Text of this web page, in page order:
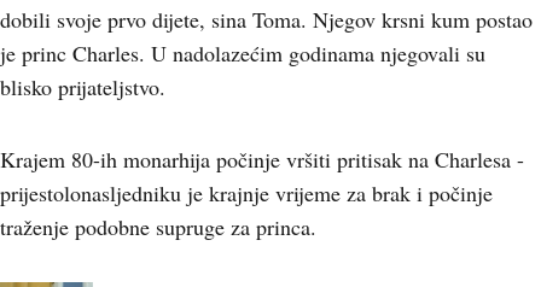
dobili svoje prvo dijete, sina Toma. Njegov krsni kum postao
je princ Charles. U nadolazećim godinama njegovali su
blisko prijateljstvo.
Krajem 80-ih monarhija počinje vršiti pritisak na Charlesa -
prijestolonasljedniku je krajnje vrijeme za brak i počinje
traženje podobne supruge za princa.